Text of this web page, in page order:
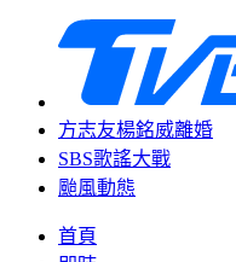
方志友楊銘威離婚
SBS歌謠大戰
颱風動態
首頁